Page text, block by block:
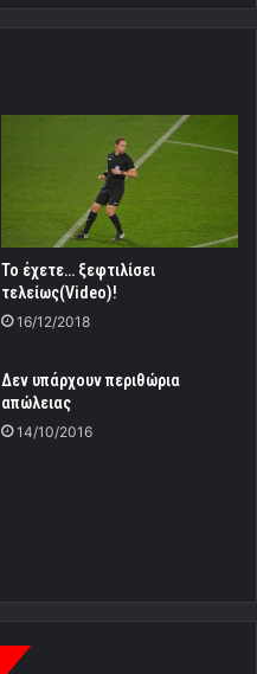
Το έχετε… ξεφτιλίσει
τελείως(Video)!
16/12/2018
Δεν υπάρχουν περιθώρια
απώλειας
14/10/2016